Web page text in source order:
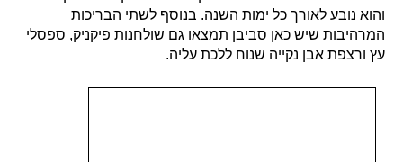
והוא נובע לאורך כל ימות השנה. בנוסף לשתי הבריכות
המרהיבות שיש כאן סביבן תמצאו גם שולחנות פיקניק, ספסלי
עץ ורצפת אבן נקייה שנוח ללכת עליה.